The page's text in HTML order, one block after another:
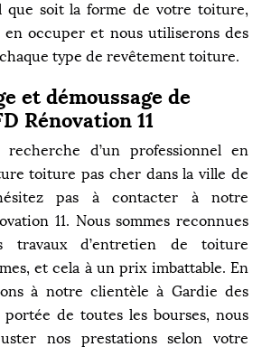
que soit la forme de votre toiture,
en occuper et nous utiliserons des
type de revêtement toiture.
et démoussage de
Rénovation 11
d’un professionnel en
toiture pas cher dans la ville de
pas à contacter à notre
11. Nous sommes reconnues
travaux d’entretien de toiture
et cela à un prix imbattable. En
à notre clientèle à Gardie des
de toutes les bourses, nous
nos prestations selon votre